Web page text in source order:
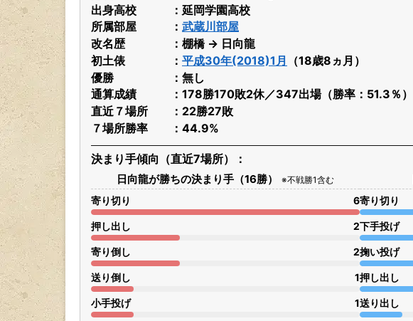
出身高校
延岡学園高校
所属部屋
武蔵川部屋
改名歴
棚橋 → 日向龍
初土俵
平成30年(2018)1月
（18歳8ヵ月）
優勝
無し
通算成績
178勝170敗2休／347出場（勝率：51.3％）
直近７場所
22勝27敗
７場所勝率
44.9%
決まり手傾向（直近7場所）
日向龍が勝ちの決まり手（16勝） ※不戦勝1含む
寄り切り 6
押し出し 2
寄り倒し 2
送り倒し 1
小手投げ 1
寄り切り
下手投げ
掬い投げ
押し出し
送り出し